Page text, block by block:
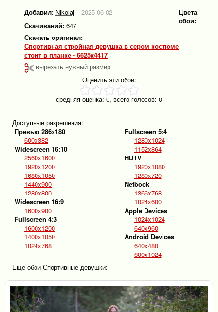
Добавил: Nikolaj
2025-06-02
Скачиваний: 647
Скачать оригинал:
Спортивная стройная девушка в сером костюме
стоит в планке - 6625x4417
вырезать нужный размер
Цвета
обои:
Оценить эти обои:
средняя оценка: 0, всего голосов: 0
Доступные разрешения:
Превью 286x180
600x382
Widescreen 16:10
2560x1600
1920x1200
1680x1050
1440x900
1280x800
Widescreen 16:9
1600x900
Fullscreen 4:3
1600x1200
1400x1050
1024x768
Fullscreen 5:4
1280x1024
1152x864
HDTV
1920x1080
1280x720
Netbook
1366x768
1024x600
Apple Devices
1024x1024
640x960
Android Devices
640x480
600x1024
Еще обои Спортивные девушки: